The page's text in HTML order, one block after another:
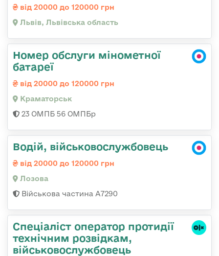
від 20000 до 120000 грн
Львів, Львівська область
Номер обслуги мінометної
батареї
від 20000 до 120000 грн
Краматорськ
23 ОМПБ 56 ОМПБр
Водій, військовослужбовець
від 20000 до 120000 грн
Лозова
Військова частина А7290
Спеціаліст оператор протидії
технічним розвідкам,
військовослужбовець